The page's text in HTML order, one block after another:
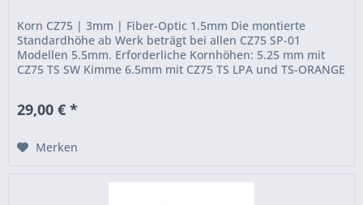
Korn CZ75 | 3mm | Fiber-Optic 1.5mm Die montierte
Standardhöhe ab Werk beträgt bei allen CZ75 SP-01
Modellen 5.5mm. Erforderliche Kornhöhen: 5.25 mm mit
CZ75 TS SW Kimme 6.5mm mit CZ75 TS LPA und TS-ORANGE
29,00 € *
Merken